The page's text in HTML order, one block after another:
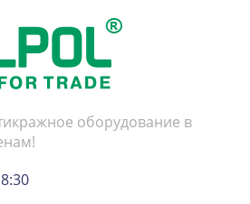
оборудование в